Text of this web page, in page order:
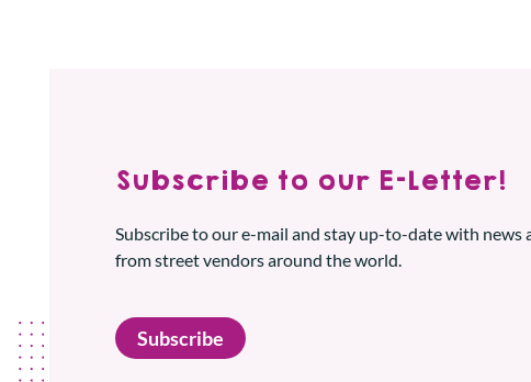
Subscribe to our E-Letter!
Subscribe to our e-mail and stay up-to-date with news
from street vendors around the world.
Subscribe